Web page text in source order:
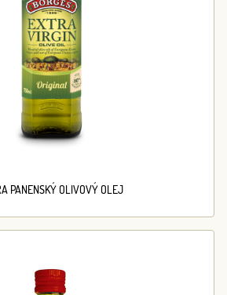
PANENSKÝ OLIVOVÝ OLEJ